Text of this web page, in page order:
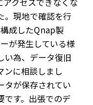
。現地で確認を行
成したQnap製
が発生している様
い為、データ復旧
ンに相談しまし
タが保存されてい
です。出張でのデ